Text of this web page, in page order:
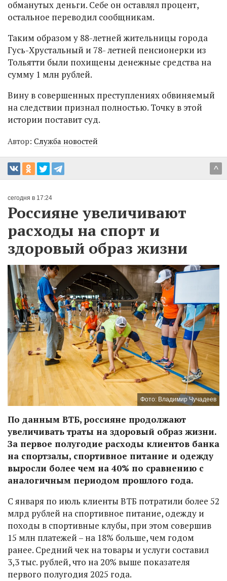
обманутых деньги. Себе он оставлял процент,
остальное переводил сообщникам.
Таким образом у 88-летней жительницы города
Гусь-Хрустальный и 78- летней пенсионерки из
Тольятти были похищены денежные средства на
сумму 1 млн рублей.
Вину в совершенных преступлениях обвиняемый
на следствии признал полностью. Точку в этой
истории поставит суд.
Автор: Служба новостей
^
сегодня в 17:24
Россияне увеличивают
расходы на спорт и
здоровый образ жизни
Фото: Владимир Чучадеев
По данным ВТБ, россияне продолжают
увеличивать траты на здоровый образ жизни.
За первое полугодие расходы клиентов банка
на спортзалы, спортивное питание и одежду
выросли более чем на 40% по сравнению с
аналогичным периодом прошлого года.
С января по июль клиенты ВТБ потратили более 52
млрд рублей на спортивное питание, одежду и
походы в спортивные клубы, при этом совершив
15 млн платежей – на 18% больше, чем годом
ранее. Средний чек на товары и услуги составил
3,3 тыс. рублей, что на 20% выше показателя
первого полугодия 2025 года.